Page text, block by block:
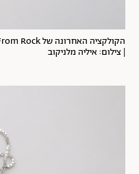
| צילום: איליה מלניקוב